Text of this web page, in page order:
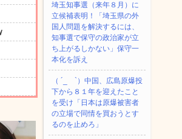
埼玉知事選（来年８月）に
立候補表明！「埼玉県の外
国人問題を解決するには、
知事選で保守の政治家が立
ち上がるしかない」保守一
本化を訴え
（ ´_ゝ`）中国、広島原爆投
下から８１年を迎えたこと
を受け「日本は原爆被害者
の立場で同情を買おうとす
るのを止めろ」